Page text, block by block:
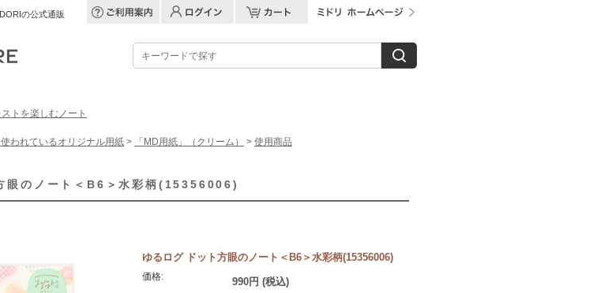
の公式通販
トを楽しむノート
使われているオリジナル用紙 > 「MD用紙」（クリーム） > 使用商品
眼のノート＜B6＞水彩柄(15356006)
ゆるログ ドット方眼のノート＜B6＞水彩柄(15356006)
価格: 990円 (税込)